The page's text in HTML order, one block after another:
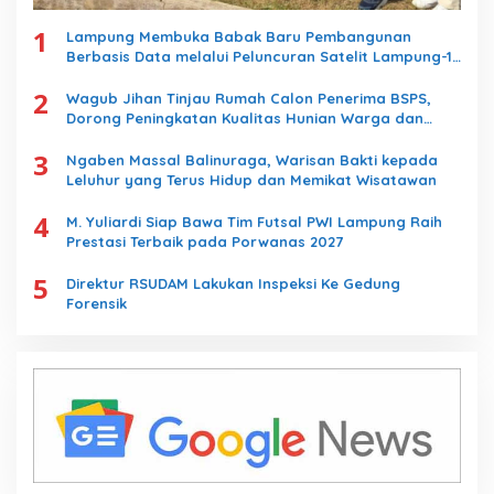
1
Lampung Membuka Babak Baru Pembangunan
Berbasis Data melalui Peluncuran Satelit Lampung-1
2
Wagub Jihan Tinjau Rumah Calon Penerima BSPS,
Dorong Peningkatan Kualitas Hunian Warga dan
3
Ngaben Massal Balinuraga, Warisan Bakti kepada
Leluhur yang Terus Hidup dan Memikat Wisatawan
4
M. Yuliardi Siap Bawa Tim Futsal PWI Lampung Raih
Prestasi Terbaik pada Porwanas 2027
5
Direktur RSUDAM Lakukan Inspeksi Ke Gedung
Forensik